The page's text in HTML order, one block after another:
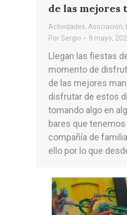
de las mejores
Actividades, Asociación,
PorSergio 9 mayo,
Llegan las fiestas
momento de
de las mejores
disfrutar de estos
tomando algo en
bares que tenemos
compañía de
ello por lo que